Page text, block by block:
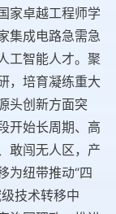
家卓越工程师学
集成电路急需急
工智能人才。聚
，培育凝练重大
头创新方面突
开始长周期、高
敢闯无人区，产
为纽带推动“四
技术转移中